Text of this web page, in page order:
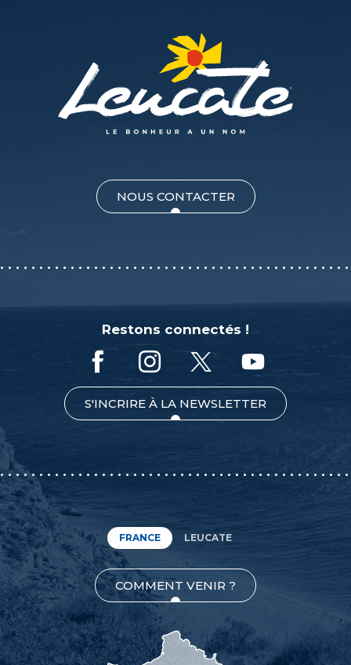
NOUS CONTACTER
Restons connectés !
S'INCRIRE À LA NEWSLETTER
FRANCE LEUCATE
COMMENT VENIR ?